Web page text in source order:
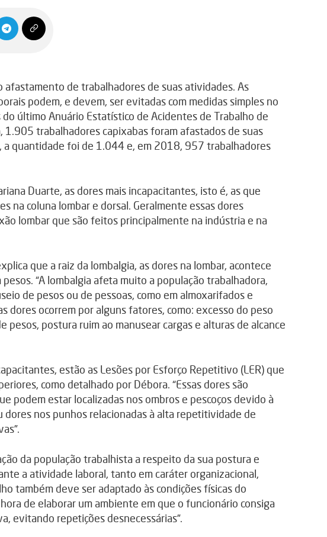
afastamento de trabalhadores de suas atividades. As
podem, e devem, ser evitadas com medidas simples no
último Anuário Estatístico de Acidentes de Trabalho de
trabalhadores capixabas foram afastados de suas
quantidade foi de 1.044 e, em 2018, 957 trabalhadores
Duarte, as dores mais incapacitantes, isto é, as que
na coluna lombar e dorsal. Geralmente essas dores
lombar que são feitos principalmente na indústria e na
que a raiz da lombalgia, as dores na lombar, acontece
“A lombalgia afeta muito a população trabalhadora,
de pesos ou de pessoas, como em almoxarifados e
dores ocorrem por alguns fatores, como: excesso do peso
postura ruim ao manusear cargas e alturas de alcance
estão as Lesões por Esforço Repetitivo (LER) que
como detalhado por Débora. “Essas dores são
podem estar localizadas nos ombros e pescoços devido à
dores nos punhos relacionadas à alta repetitividade de
da população trabalhista a respeito da sua postura e
a atividade laboral, tanto em caráter organizacional,
também deve ser adaptado às condições físicas do
de elaborar um ambiente em que o funcionário consiga
evitando repetições desnecessárias”.